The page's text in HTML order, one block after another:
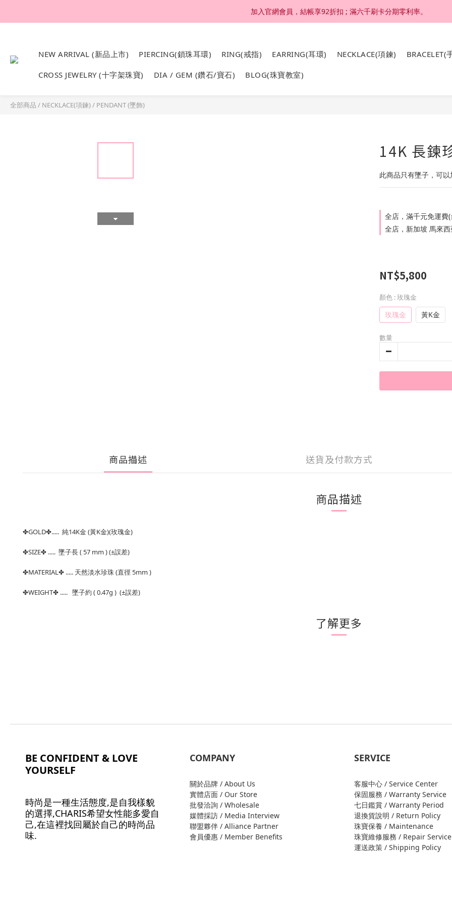
加入官網會員，結帳享92折扣 ; 滿六千刷卡分期零利率。
加入官網會員，結帳享92折扣 ; 滿六千刷卡分期零利率。
加入官網會員，結帳享92折扣 ; 滿六千刷卡分期零利率。
NEW ARRIVAL (新品上市) PIERCING(鎖珠耳環) RING(戒指) EARRING(耳環) NECKLACE(項鍊) BRACELET(
CROSS JEWELRY (十字架珠寶) DIA / GEM (鑽石/寶石) BLOG(珠寶教室)
全部商品 / NECKLACE(項鍊)/ PENDANT (墜飾)
14K 長鍊
此商品只有墜子，可
全店，滿千元免運費(
全店，新加坡 馬來
NT$5,800
顏色 : 玫瑰金
玫瑰金 黃K金
數量
商品描述 送貨及付款方式
商品描述
✤GOLD✤..... 純14K金 (黃K金)(玫瑰金)
✤SIZE✤ ..... 墜子長 ( 57 mm ) (±誤差)
✤MATERIAL✤ ..... 天然淡水珍珠 (直徑 5mm )
✤WEIGHT✤ ..... 墜子約 ( 0.47g ) (±誤差)
了解更多
BE CONFIDENT & LOVE
YOURSELF
時尚是一種生活態度,是自我樣貌
的選擇,CHARIS希望女性能多愛自
己,在這裡找回屬於自己的時尚品
味.
COMPANY
關於品牌 / About Us
實體店面 / Our Store
批發洽詢 / Wholesale
媒體採訪 / Media Interview
聯盟夥伴 / Alliance Partner
會員優惠 / Member Benefits
SERVICE
客服中心 / Service Center
保固服務 / Warranty Service
七日鑑賞 / Warranty Period
退換貨說明 / Return Policy
珠寶保養 / Maintenance
珠寶維修服務 / Repair Service
運送政策 / Shipping Policy